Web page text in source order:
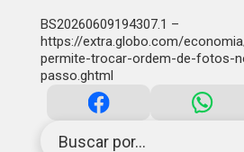
Buscar por...
BS20260609194307.1 –
https://extra.globo.com/
permite-trocar-ordem-de-fotos-
passo.ghtml